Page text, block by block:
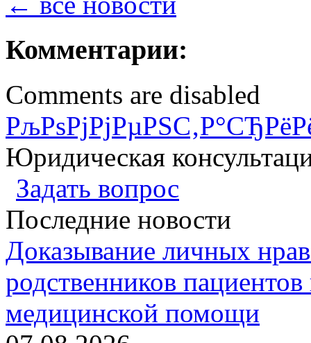
Комментарии:
Comments are disabled
Юридическая
Задать вопрос
Последние новости
Доказывание личных
родственников
медицинской помощи